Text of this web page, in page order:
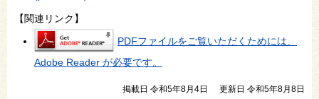
【関連リンク】
PDFファイルをご覧いただくためには、
Adobe Reader が必要です。
掲載日 令和5年8月4日 更新日 令和5年8月8日